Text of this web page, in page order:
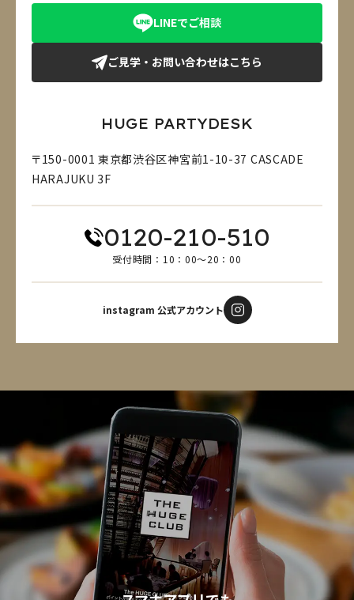
LINEでご相談
ご見学・お問い合わせはこちら
HUGE PARTYDESK
〒150-0001 東京都渋谷区神宮前1-10-37 CASCADE
HARAJUKU 3F
0120-210-510
受付時間：10：00～20：00
instagram 公式アカウント